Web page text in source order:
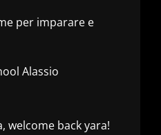
per imparare e
Alassio
welcome back yara!